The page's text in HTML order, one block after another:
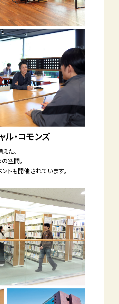
ル・コモンズ
た、
空間。
トも開催されています。